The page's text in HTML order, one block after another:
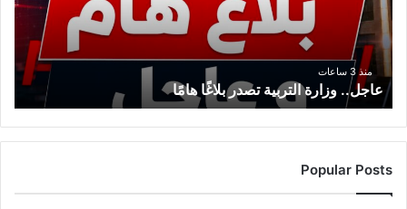
هامًا
منذ 3 ساعات
عاجل.. وزارة التربية تصدر بلاغًا هامًا
Popular Posts